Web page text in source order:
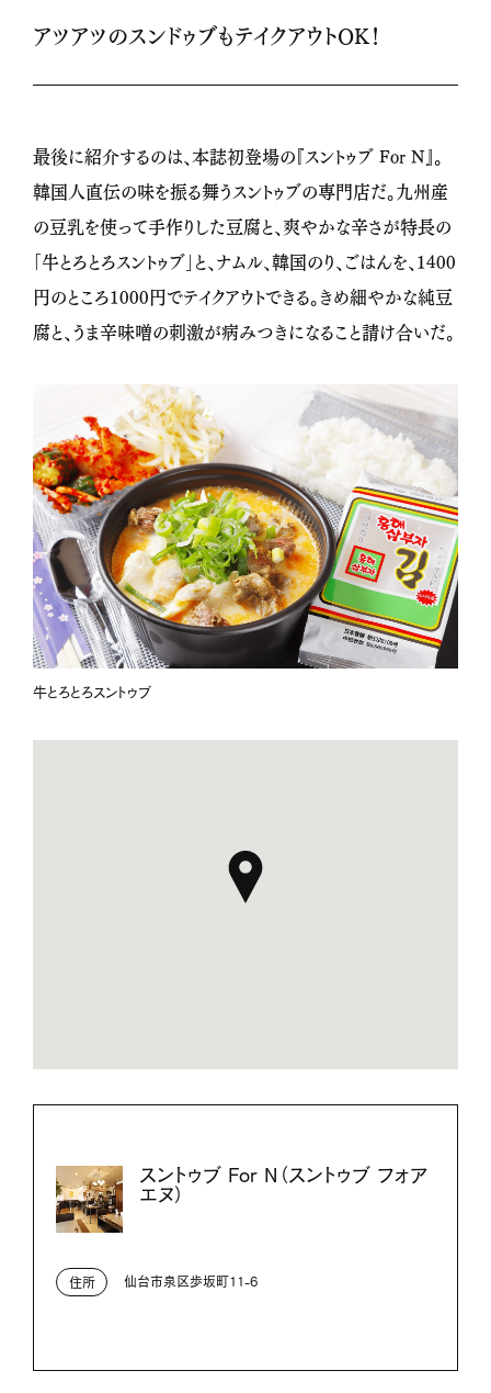
アツアツのスンドゥブもテイクアウトOK！
最後に紹介するのは、本誌初登場の『スントゥブ For N』。
韓国人直伝の味を振る舞うスントゥブの専門店だ。九州産
の豆乳を使って手作りした豆腐と、爽やかな辛さが特長の
「牛とろとろスントゥブ」と、ナムル、韓国のり、ごはんを、1400
円のところ1000円でテイクアウトできる。きめ細やかな純豆
腐と、うま辛味噌の刺激が病みつきになること請け合いだ。
牛とろとろスントゥブ
スントゥブ For N（スントゥブ フォア
エヌ）
住所 仙台市泉区歩坂町11-6